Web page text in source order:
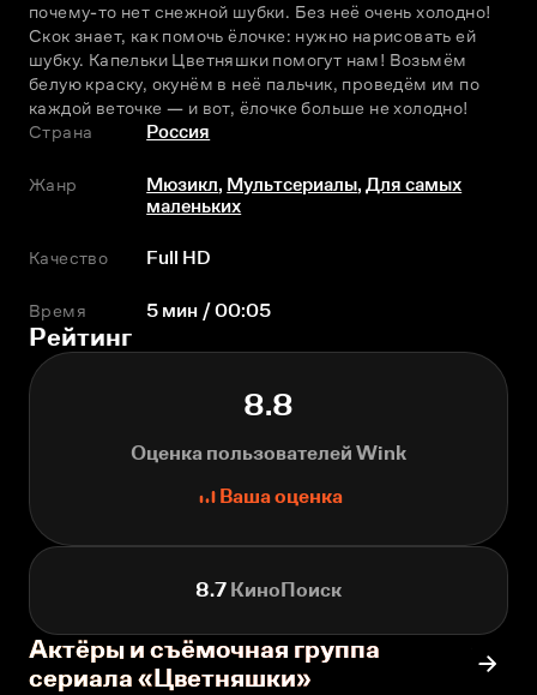
почему-то нет снежной шубки. Без неё очень холодно!
Скок знает, как помочь ёлочке: нужно нарисовать ей
шубку. Капельки Цветняшки помогут нам! Возьмём
белую краску, окунём в неё пальчик, проведём им по
каждой веточке — и вот, ёлочке больше не холодно!
Страна
Россия
Жанр Мюзикл, Мультсериалы,Для самых
маленьких
Качество Full HD
Время 5 мин / 00:05
Рейтинг
8.8
Оценка пользователей Wink
Ваша оценка
8.7 КиноПоиск
Актёры и съёмочная группа
сериала «Цветняшки»